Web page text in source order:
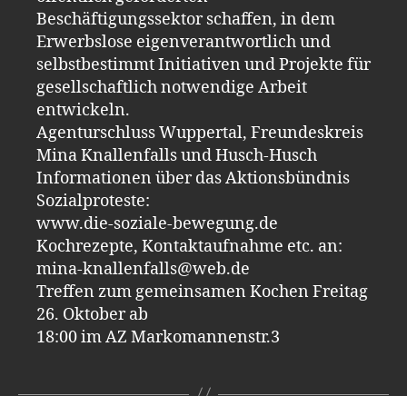
Beschäftigungssektor schaffen, in dem
Erwerbslose eigenverantwortlich und
selbstbestimmt Initiativen und Projekte für
gesellschaftlich notwendige Arbeit
entwickeln.
Agenturschluss Wuppertal, Freundeskreis
Mina Knallenfalls und Husch-Husch
Informationen über das Aktionsbündnis
Sozialproteste:
www.die-soziale-bewegung.de
Kochrezepte, Kontaktaufnahme etc. an:
mina-knallenfalls@web.de
Treffen zum gemeinsamen Kochen Freitag
26. Oktober ab
18:00 im AZ Markomannenstr.3